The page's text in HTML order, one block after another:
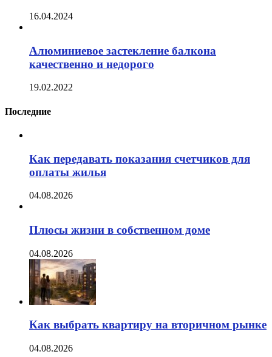
16.04.2024
Алюминиевое застекление балкона
качественно и недорого
19.02.2022
Последние
Как передавать показания счетчиков для
оплаты жилья
04.08.2026
Плюсы жизни в собственном доме
04.08.2026
Как выбрать квартиру на вторичном рынке
04.08.2026